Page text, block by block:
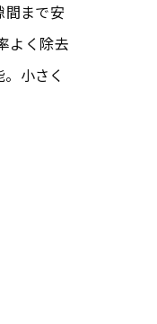
間まで安
よく除去
小さく